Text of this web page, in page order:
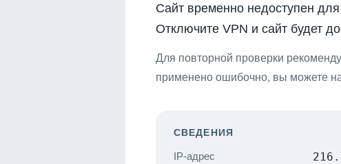
Сайт временно недоступен
Отключите VPN и сайт будет
Для повторной проверки
применено ошибочно, вы можете
СВЕДЕНИЯ
IP-адрес